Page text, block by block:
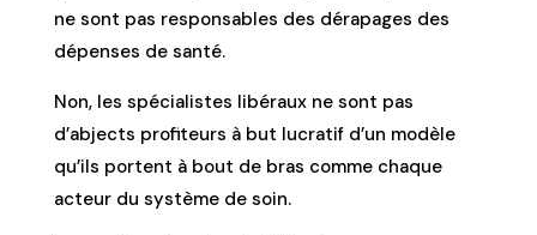
ne sont pas responsables des dérapages des
dépenses de santé.
Non, les spécialistes libéraux ne sont pas
d’abjects profiteurs à but lucratif d’un modèle
qu’ils portent à bout de bras comme chaque
acteur du système de soin.